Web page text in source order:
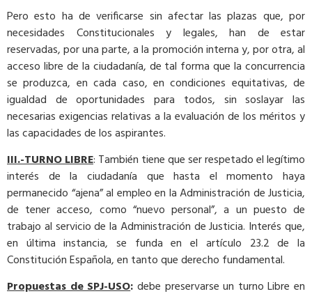
Pero esto ha de verificarse sin afectar las plazas que, por
necesidades Constitucionales y legales, han de estar
reservadas, por una parte, a la promoción interna y, por otra, al
acceso libre de la ciudadanía, de tal forma que la concurrencia
se produzca, en cada caso, en condiciones equitativas, de
igualdad de oportunidades para todos, sin soslayar las
necesarias exigencias relativas a la evaluación de los méritos y
las capacidades de los aspirantes.
III.-TURNO LIBRE: También tiene que ser respetado el legítimo
interés de la ciudadanía que hasta el momento haya
permanecido “ajena” al empleo en la Administración de Justicia,
de tener acceso, como “nuevo personal”, a un puesto de
trabajo al servicio de la Administración de Justicia. Interés que,
en última instancia, se funda en el artículo 23.2 de la
Constitución Española, en tanto que derecho fundamental.
Propuestas de SPJ-USO: debe preservarse un turno Libre en